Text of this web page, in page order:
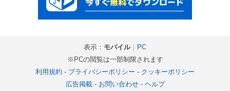
表示： モバイル｜ PC
※PCの閲覧は一部制限されます
利用規約 - プライバシーポリシー - クッキーポリシー
広告掲載- お問い合わせ- ヘルプ